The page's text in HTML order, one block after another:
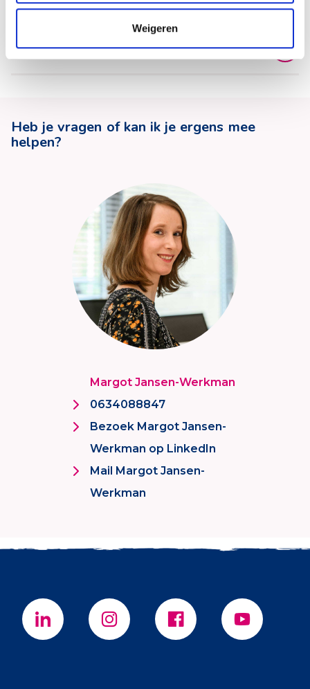
Weigeren
Primair onderwijs
Heb je vragen of kan ik je ergens mee
helpen?
Margot Jansen-Werkman
0634088847
Bezoek Margot Jansen-
Werkman op LinkedIn
Mail Margot Jansen-
Werkman